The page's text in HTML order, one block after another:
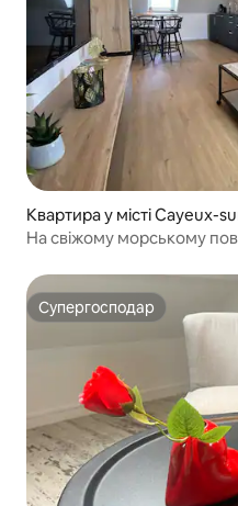
Квартира у місті Cayeux-
На свіжому морському
Супергосподар
Супергосподар